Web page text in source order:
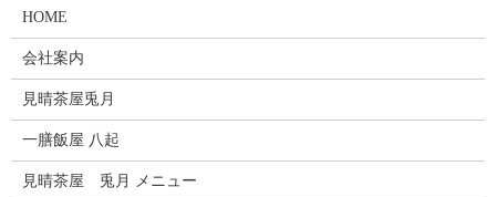
HOME
会社案内
見晴茶屋兎月
一膳飯屋 八起
見晴茶屋 兎月 メニュー